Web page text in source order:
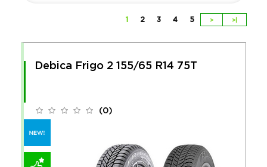
1 2 3 4 5 > >|
Debica Frigo 2 155/65 R14 75T
(0)